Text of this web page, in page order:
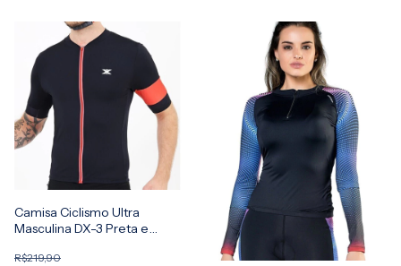
Camisa Ciclismo Ultra
Masculina DX-3 Preta e
R$219,90